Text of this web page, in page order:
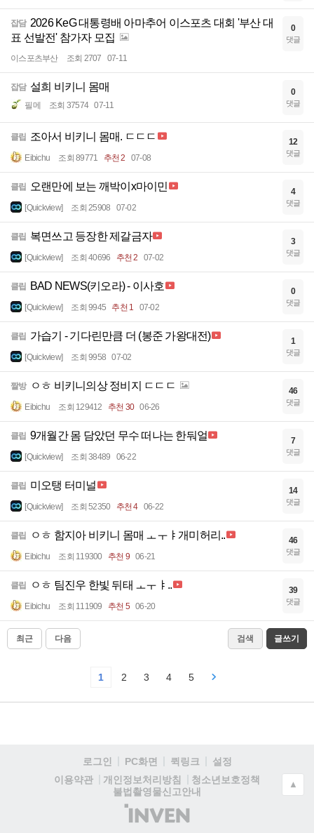
잡담 2026 KeG 대통령배 아마추어 이스포츠 대회 '부산 대
표 선발전' 참가자 모집
이스포츠부산 조회 2707 07-11
0
댓글
잡담 설희 비키니 몸매
필메 조회 37574 07-11
0
댓글
클립 조아서 비키니 몸매. ㄷㄷㄷ
Eibichu 조회 89771 추천 2 07-08
12
댓글
클립 오랜만에 보는 깨박이x마이민
[Quickview] 조회 25908 07-02
4
댓글
클립 복면쓰고 등장한 제갈금자
[Quickview] 조회 40696 추천 2 07-02
3
댓글
클립 BAD NEWS(키오라) - 이사호
[Quickview] 조회 9945 추천 1 07-02
0
댓글
클립 가습기 - 기다린만큼 더 (봉준 가왕대전)
[Quickview] 조회 9958 07-02
1
댓글
짤방 ㅇㅎ 비키니의상 정비지 ㄷㄷㄷ
Eibichu 조회 129412 추천 30 06-26
46
댓글
클립 9개월간 몸 담았던 무수 떠나는 한둬얼
[Quickview] 조회 38489 06-22
7
댓글
클립 미오탱 터미널
[Quickview] 조회 52350 추천 4 06-22
14
댓글
클립 ㅇㅎ 함지아 비키니 몸매 ㅗㅜㅑ개미허리..
Eibichu 조회 119300 추천 9 06-21
46
댓글
클립 ㅇㅎ 팀진우 한빛 뒤태 ㅗㅜㅑ..
Eibichu 조회 111909 추천 5 06-20
39
댓글
최근 다음 검색 글쓰기
1 2 3 4 5
로그인 PC화면 퀵링크
설정
이용약관
개인정보처리방침
청소년보호정책
불법촬영물신고안내
(주)
인
▲